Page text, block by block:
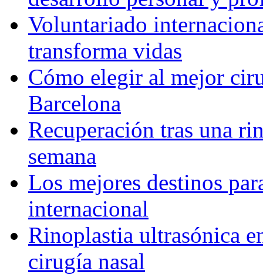
Voluntariado
transforma vidas
Cómo elegir al mejor
Barcelona
Recuperación tras una
semana
Los mejores destinos
internacional
Rinoplastia ultrasónica
cirugía nasal